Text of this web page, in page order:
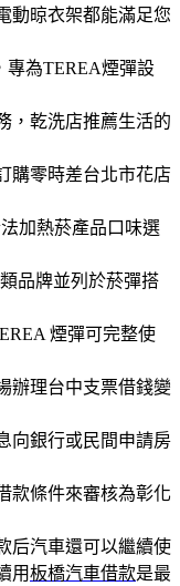
動晾衣架都能滿足您
專為TEREA煙彈設
，乾洗店推薦生活的
購零時差台北市花店
加熱菸產品口味選
品牌並列於菸彈搭
煙彈可完整使
辦理台中支票借錢變
向銀行或民間申請房
款條件來審核為彰化
后汽車還可以繼續使
用板橋汽車借款是最